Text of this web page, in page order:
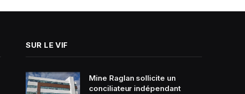
SUR LE VIF
Mine Raglan sollicite un
conciliateur indépendant